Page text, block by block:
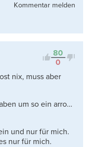
Kommentar melden
80
0
nix, muss aber
um so ein arro…
und nur für mich.
nur für mich.